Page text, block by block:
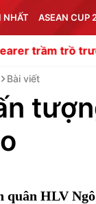
NHẤT ASEAN CUP
hàng tiền vệ
Bài viết
quân HLV